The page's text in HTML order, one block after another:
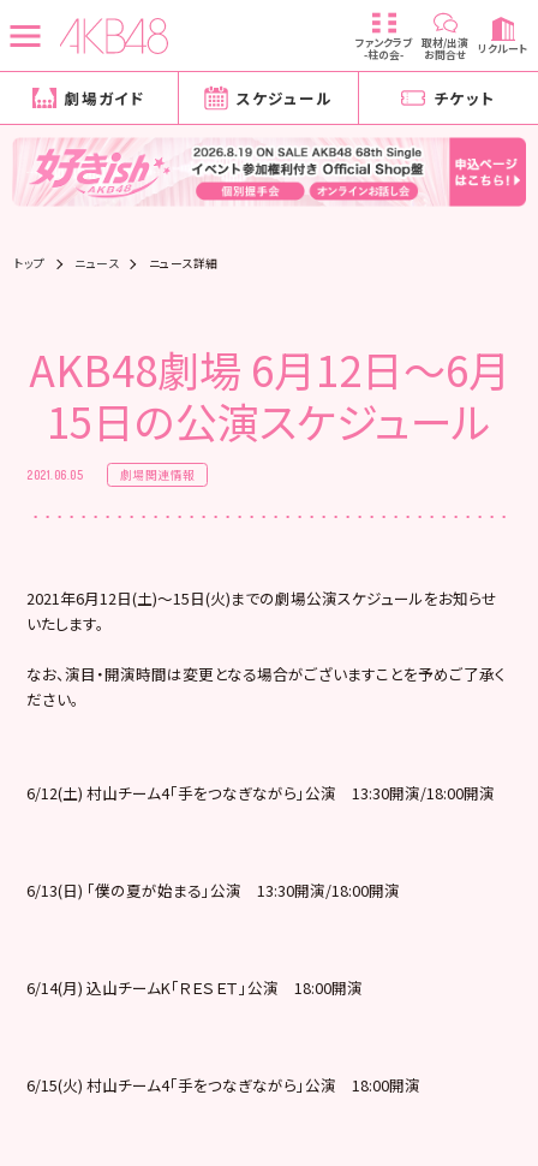
ファンクラブ
-柱の会-
取材/出演
お問合せ リクルート
劇場ガイド スケジュール チケット
トップ ニュース ニュース詳細
AKB48劇場 6月12日～6月
15日の公演スケジュール
2021.06.05 劇場関連情報
2021年6月12日(土)～15日(火)までの劇場公演スケジュールをお知らせ
いたします。
なお、演目・開演時間は変更となる場合がございますことを予めご了承く
ださい。
6/12(土) 村山チーム4「手をつなぎながら」公演 13:30開演/18:00開演
6/13(日) 「僕の夏が始まる」公演 13:30開演/18:00開演
6/14(月) 込山チームK「ＲＥＳＥＴ」公演 18:00開演
6/15(火) 村山チーム4「手をつなぎながら」公演 18:00開演